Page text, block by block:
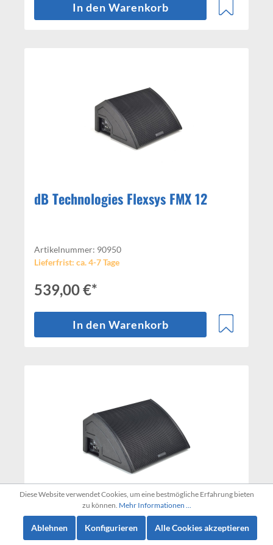
In den Warenkorb
dB Technologies Flexsys FMX 12
Artikelnummer: 90950
Lieferfrist: ca. 4-7 Tage
539,00 €*
In den Warenkorb
dB Technologies Flexsys FMX 15
Diese Website verwendet Cookies, um eine bestmögliche Erfahrung bieten
zu können. Mehr Informationen ...
Ablehnen Konfigurieren Alle Cookies akzeptieren